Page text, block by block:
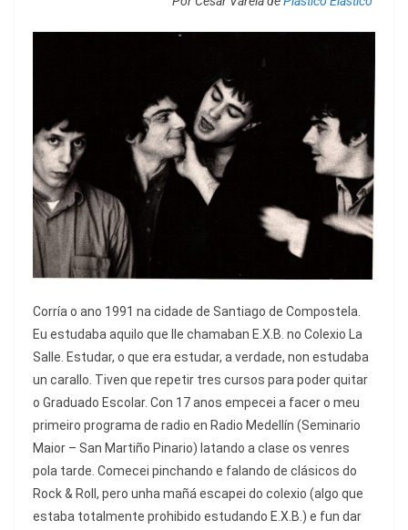
Corría o ano 1991 na cidade de Santiago de Compostela.
Eu estudaba aquilo que lle chamaban E.X.B. no Colexio La
Salle. Estudar, o que era estudar, a verdade, non estudaba
un carallo. Tiven que repetir tres cursos para poder quitar
o Graduado Escolar. Con 17 anos empecei a facer o meu
primeiro programa de radio en Radio Medellín (Seminario
Maior – San Martiño Pinario) latando a clase os venres
pola tarde. Comecei pinchando e falando de clásicos do
Rock & Roll, pero unha mañá escapei do colexio (algo que
estaba totalmente prohibido estudando E.X.B.) e fun dar